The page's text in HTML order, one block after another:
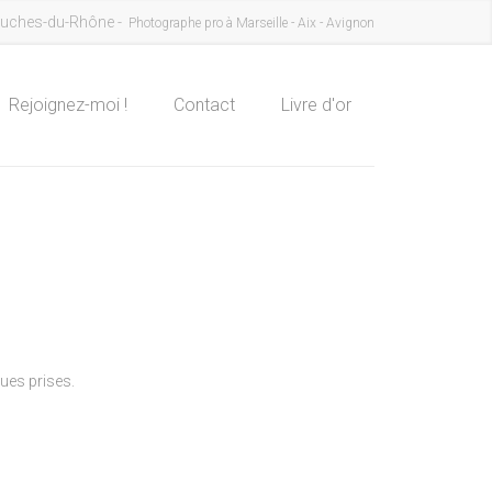
du-Rhône - Photographe pro à Marseille - Aix - Avignon
Rejoignez-moi ! Contact Livre d'or
prises.